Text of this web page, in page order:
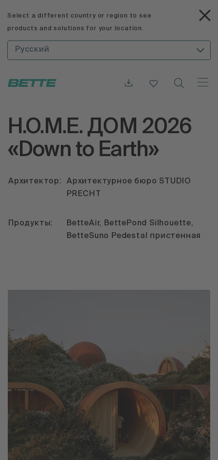
Select a different country or region to see
products and solutions for your location.
Русский
H.O.M.E. ДОМ 2026
«Down to Earth»
Архитектор:
Архитектурное бюро STUDIO
PRECHT
Продукты:
BetteAir, BettePond Silhouette,
BetteSuno Pedestal пристенная